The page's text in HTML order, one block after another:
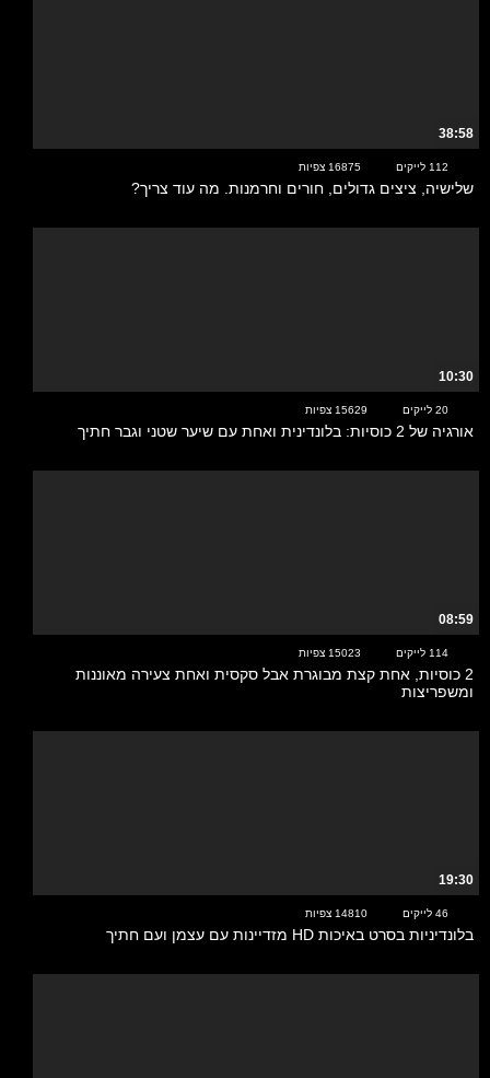
38:58
112 לייקים 16875 צפיות
שלישיה, ציצים גדולים, חורים וחרמנות. מה עוד צריך?
10:30
20 לייקים 15629 צפיות
אורגיה של 2 כוסיות: בלונדינית ואחת עם שיער שטני וגבר חתיך
08:59
114 לייקים 15023 צפיות
2 כוסיות, אחת קצת מבוגרת אבל סקסית ואחת צעירה מאוננות
ומשפריצות
19:30
46 לייקים 14810 צפיות
בלונדיניות בסרט באיכות HD מזדיינות עם עצמן ועם חתיך